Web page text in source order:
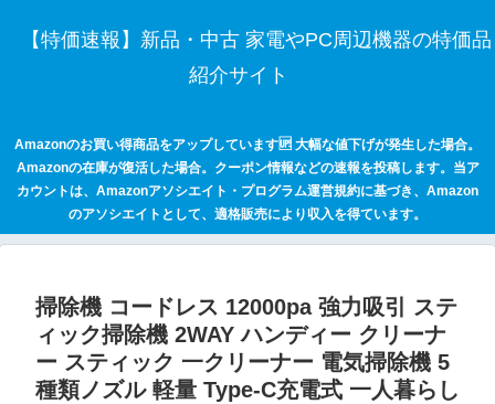
【特価速報】新品・中古 家電やPC周辺機器の特価品
紹介サイト
Amazonのお買い得商品をアップしています🆙 大幅な値下げが発生した場合。
Amazonの在庫が復活した場合。クーポン情報などの速報を投稿します。当ア
カウントは、Amazonアソシエイト・プログラム運営規約に基づき、Amazon
のアソシエイトとして、適格販売により収入を得ています。
掃除機 コードレス 12000pa 強力吸引 ステ
ィック掃除機 2WAY ハンディー クリーナ
ー スティック 一クリーナー 電気掃除機 5
種類ノズル 軽量 Type-C充電式 一人暮らし